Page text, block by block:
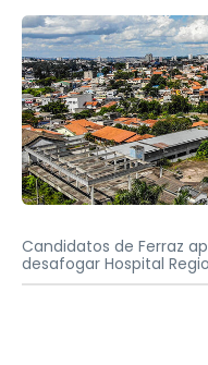
Candidatos de Ferraz
desafogar Hospital